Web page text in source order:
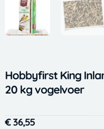
Hobbyfirst King
20 kg vogelvoer
€36,55